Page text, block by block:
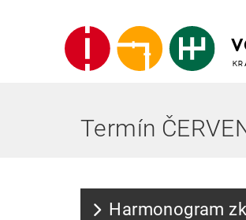
Termín
Harmonogram